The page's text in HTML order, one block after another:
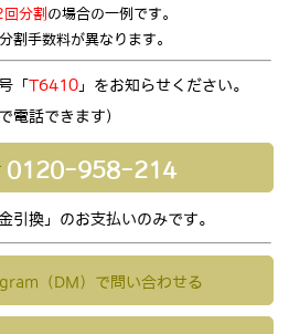
回分割 の場合の一例です。
割手数料が異なります。
「 T6410」をお知らせください。
電話できます)
0120-958-214
換」のお支払いのみです。
（DM）で問い合わせる